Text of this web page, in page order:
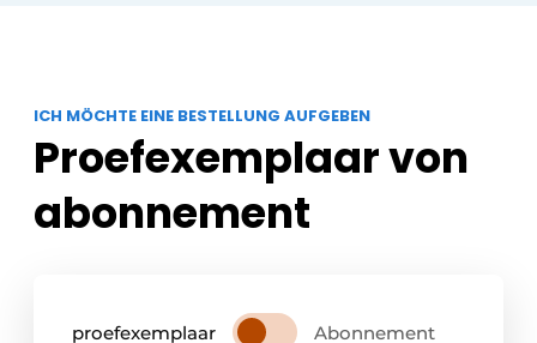
ICH MÖCHTE EINE BESTELLUNG AUFGEBEN
Proefexemplaar von
abonnement
proefexemplaar Abonnement